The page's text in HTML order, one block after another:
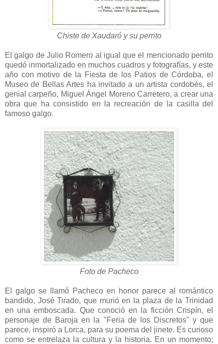
Chiste de Xaudaró y su perrito
El galgo de Julio Romero al igual que el mencionado perrito
quedó inmortalizado en muchos cuadros y fotografías, y este
año con motivo de la Fiesta de los Patios de Córdoba, el
Museo de Bellas Artes ha invitado a un artista cordobés, el
genial carpeño, Miguel Ángel Moreno Carretero, a crear una
obra que ha consistido en la recreación de la casilla del
famoso galgo.
Foto de Pacheco
El galgo se llamó Pacheco en honor parece al romántico
bandido, José Tirado, que murió en la plaza de la Trinidad
en una emboscada. Que conoció en la ficción Crispín, el
personaje de Baroja en la "Feria de los Discretos" y que
parece, inspiró a Lorca, para su poema del jinete. Es curioso
como se entrelaza la cultura y la historia. En un momento;